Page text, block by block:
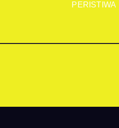
PERISTIWA